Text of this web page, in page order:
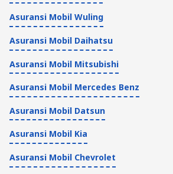
Asuransi Mobil Wuling
Asuransi Mobil Daihatsu
Asuransi Mobil Mitsubishi
Asuransi Mobil Mercedes Benz
Asuransi Mobil Datsun
Asuransi Mobil Kia
Asuransi Mobil Chevrolet